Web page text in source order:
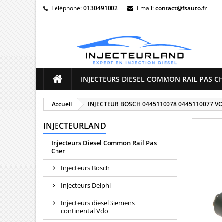
Téléphone:0130491002 Email:contact@fsauto.fr
INJECTEURS DIESEL COMMON RAIL PAS
Accueil INJECTEUR BOSCH 0445110078 0445110077
INJECTEURLAND
Injecteurs Diesel Common Rail Pas
Cher
Injecteurs Bosch
Injecteurs Delphi
Injecteurs diesel Siemens
continental Vdo